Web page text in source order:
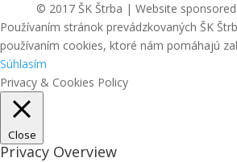
© 2017 ŠK Štrba | Website
Používaním stránok prevádzkovaných ŠK
používaním cookies, ktoré nám pomáhajú
Súhlasím
Privacy & Cookies Policy
Close
Privacy Overview